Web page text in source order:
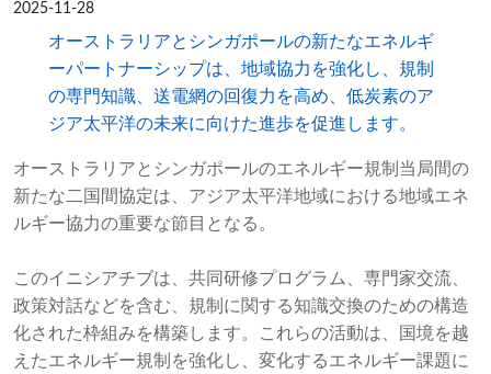
2025-11-28
オーストラリアとシンガポールの新たなエネルギ
ーパートナーシップは、地域協力を強化し、規制
の専門知識、送電網の回復力を高め、低炭素のア
ジア太平洋の未来に向けた進歩を促進します。
オーストラリアとシンガポールのエネルギー規制当局間の
新たな二国間協定は、アジア太平洋地域における地域エネ
ルギー協力の重要な節目となる。
このイニシアチブは、共同研修プログラム、専門家交流、
政策対話などを含む、規制に関する知識交換のための構造
化された枠組みを構築します。これらの活動は、国境を越
えたエネルギー規制を強化し、変化するエネルギー課題に